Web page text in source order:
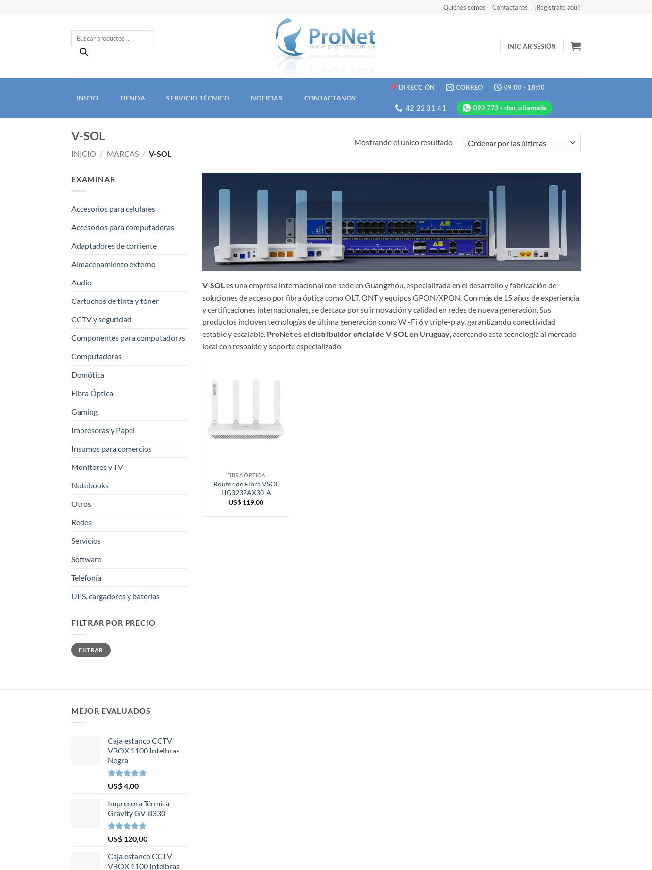
Quiénes somos Contactanos ¡Registrate aquí!
productos
INICIAR SESIÓN
INICIO TIENDA SERVICIO TÉCNICO NOTICIAS CONTACTANOS
DIRECCIÓN CORREO 09:00 - 18:00
42 22 31 41 092 773 · chat o llamada
V-SOL
INICIO / MARCAS / V-SOL
Mostrando el único resultado
EXAMINAR
Accesorios para celulares
Accesorios para computadoras
Adaptadores de corriente
Almacenamiento externo
Audio
Cartuchos de tinta y tóner
CCTV y seguridad
Componentes para computadoras
Computadoras
Domótica
Fibra Óptica
Gaming
Impresoras y Papel
Insumos para comercios
Monitores y TV
Notebooks
Otros
Redes
Servicios
Software
Telefonía
UPS, cargadores y baterías
FILTRAR POR PRECIO
Precio
mínimo
Precio
máximo
FILTRAR
V-SOLes una empresa internacional con sede en Guangzhou, especializada en el desarrollo y fabricación de
soluciones de acceso por fibra óptica como OLT, ONT y equipos GPON/XPON. Con más de 15 años de experiencia
y certificaciones internacionales, se destaca por su innovación y calidad en redes de nueva generación. Sus
productos incluyen tecnologías de última generación como Wi-Fi 6 y triple-play, garantizando conectividad
estable y escalable. ProNet es el distribuidor oficial de V-SOL en Uruguay, acercando esta tecnología al mercado
local con respaldo y soporte especializado.
FIBRA ÓPTICA
Router de Fibra VSOL
HG3232AX30-A
US$ 119,00
MEJOR EVALUADOS
Caja estanco CCTV
VBOX 1100 Intelbras
Negra
Valorado en
5.00 de 5
US$4,00
Impresora Térmica
Gravity GV-8330
Valorado en
5.00 de 5
US$ 120,00
Caja estanco CCTV
VBOX 1100 Intelbras